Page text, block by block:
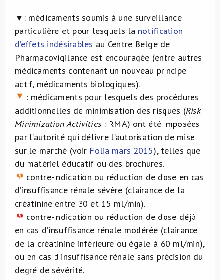
▼: médicaments soumis à une surveillance
particulière et pour lesquels la notification
d’effets indésirables au Centre Belge de
Pharmacovigilance est encouragée (entre autres
médicaments contenant un nouveau principe
actif, médicaments biologiques).
: médicaments pour lesquels des procédures
additionnelles de minimisation des risques (Risk
Minimization Activities : RMA) ont été imposées
par l’autorité qui délivre l’autorisation de mise
sur le marché (voir Folia mars 2015), telles que
du matériel éducatif ou des brochures.
contre-indication ou réduction de dose en cas
d’insuffisance rénale sévère (clairance de la
créatinine entre 30 et 15 ml/min).
contre-indication ou réduction de dose déjà
en cas d’insuffisance rénale modérée (clairance
de la créatinine inférieure ou égale à 60 ml/min),
ou en cas d'insuffisance rénale sans précision du
degré de sévérité.